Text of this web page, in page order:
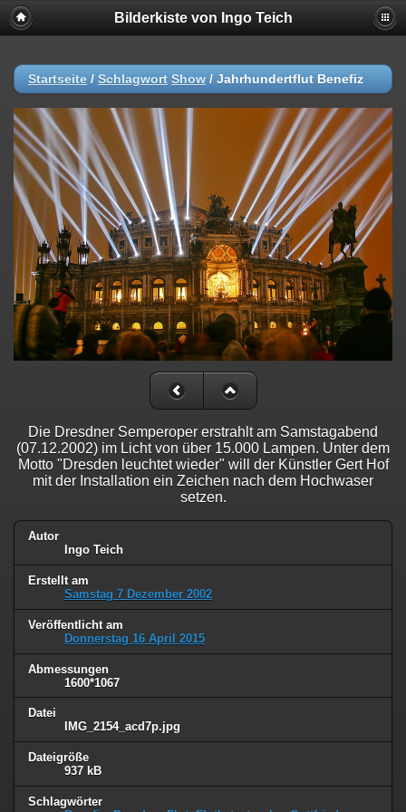
Bilderkiste von Ingo Teich
Startseite / Schlagwort Show / Jahrhundertflut Benefiz
Die Dresdner Semperoper erstrahlt am Samstagabend
(07.12.2002) im Licht von über 15.000 Lampen. Unter dem
Motto "Dresden leuchtet wieder" will der Künstler Gert Hof
mit der Installation ein Zeichen nach dem Hochwaser
setzen.
Autor
Ingo Teich
Erstellt am
Samstag 7 Dezember 2002
Veröffentlicht am
Donnerstag 16 April 2015
Abmessungen
1600*1067
Datei
IMG_2154_acd7p.jpg
Dateigröße
937 kB
Schlagwörter